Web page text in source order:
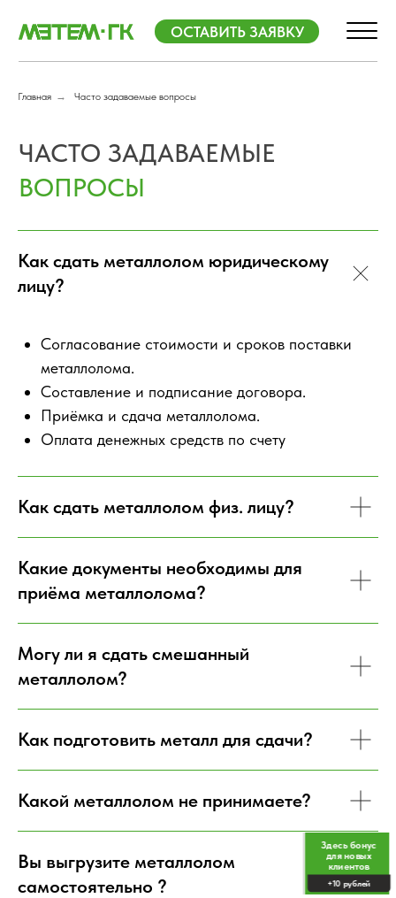
ОСТАВИТЬ ЗАЯВКУ
Пн-Пт 09:00 - 19:00
Главная → Часто задаваемые вопросы
ЧАСТО ЗАДАВАЕМЫЕ
Как сдать металлолом юридическому
лицу?
Согласование стоимости и сроков поставки
металлолома.
Составление и подписание договора.
Приёмка и сдача металлолома.
Оплата денежных средств по счету
Как сдать металлолом физ. лицу?
Какие документы необходимы для
приёма металлолома?
Могу ли я сдать смешанный
металлолом?
Как подготовить металл для сдачи?
Какой металлолом не принимаете?
Вы выгрузите металлолом
самостоятельно ?
Здесь бонус
для новых
клиентов
+10 рублей